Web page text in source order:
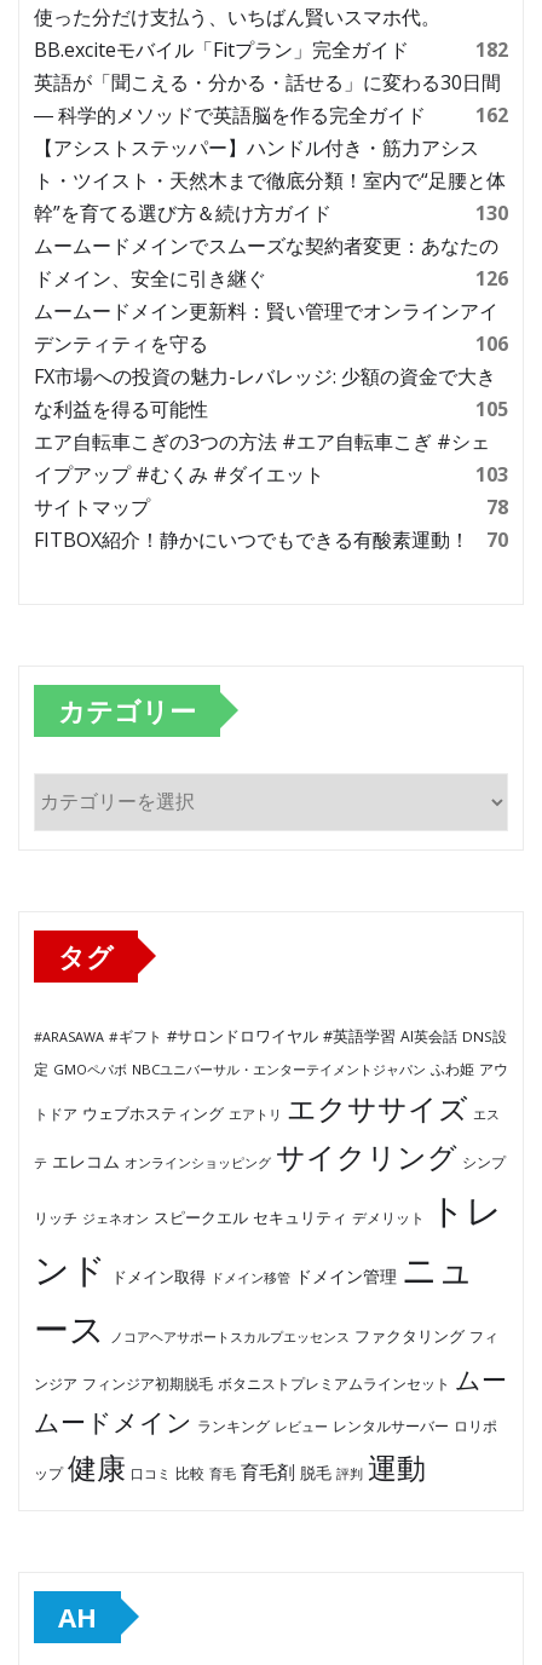
使った分だけ支払う、いちばん賢いスマホ代。
BB.exciteモバイル「Fitプラン」完全ガイド
182
英語が「聞こえる・分かる・話せる」に変わる30日間
― 科学的メソッドで英語脳を作る完全ガイド
162
【アシストステッパー】ハンドル付き・筋力アシス
ト・ツイスト・天然木まで徹底分類！室内で“足腰と体
幹”を育てる選び方＆続け方ガイド
130
ムームードメインでスムーズな契約者変更：あなたの
ドメイン、安全に引き継ぐ
126
ムームードメイン更新料：賢い管理でオンラインアイ
デンティティを守る
106
FX市場への投資の魅力-レバレッジ: 少額の資金で大き
な利益を得る可能性
105
エア自転車こぎの3つの方法 #エア自転車こぎ #シェ
イプアップ #むくみ #ダイエット
103
サイトマップ
78
FITBOX紹介！静かにいつでもできる有酸素運動！
70
カテゴリー
カ
タグ
#ARASAWA #ギフト #サロンドロワイヤル #英語学習 AI英会話 DNS設
定 GMOペパボ NBCユニバーサル・エンターテイメントジャパン ふわ姫 アウ
トドア ウェブホスティング エアトリ エクササイズ エス
テ エレコム オンラインショッピング サイクリング シンプ
リッチ ジェネオン スピークエル セキュリティ デメリット
トレ
ンド
ドメイン取得 ドメイン移管 ドメイン管理 ニュ
ース
ノコアヘアサポートスカルプエッセンス ファクタリング フィ
ンジア フィンジア初期脱毛 ボタニストプレミアムラインセット ムー
ムードメイン ランキング レビュー レンタルサーバー ロリポ
ップ 健康 口コミ 比較 育毛 育毛剤 脱毛 評判 運動
AH